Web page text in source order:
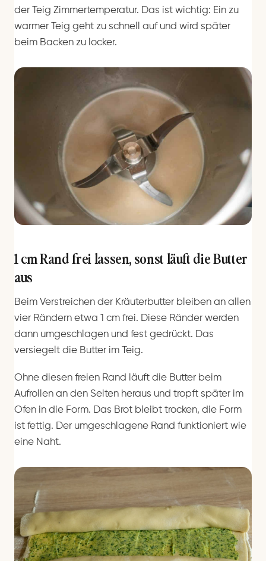
der Teig Zimmertemperatur. Das ist wichtig: Ein zu
warmer Teig geht zu schnell auf und wird später
beim Backen zu locker.
1 cm Rand frei lassen, sonst läuft die Butter
aus
Beim Verstreichen der Kräuterbutter bleiben an allen
vier Rändern etwa 1 cm frei. Diese Ränder werden
dann umgeschlagen und fest gedrückt. Das
versiegelt die Butter im Teig.
Ohne diesen freien Rand läuft die Butter beim
Aufrollen an den Seiten heraus und tropft später im
Ofen in die Form. Das Brot bleibt trocken, die Form
ist fettig. Der umgeschlagene Rand funktioniert wie
eine Naht.